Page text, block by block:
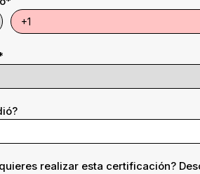
realizar esta certificación?